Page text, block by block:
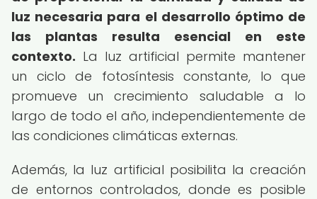
luz necesaria para el desarrollo óptimo de
las plantas resulta esencial en este
contexto. La luz artificial permite mantener
un ciclo de fotosíntesis constante, lo que
promueve un crecimiento saludable a lo
largo de todo el año, independientemente de
las condiciones climáticas externas.
Además, la luz artificial posibilita la creación
de entornos controlados, donde es posible